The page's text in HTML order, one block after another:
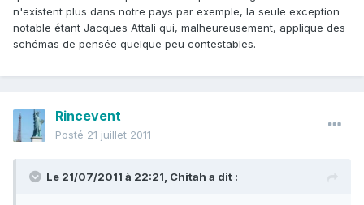
n'existent plus dans notre pays par exemple, la seule exception
notable étant Jacques Attali qui, malheureusement, applique des
schémas de pensée quelque peu contestables.
Rincevent
Posté 21 juillet 2011
Le 21/07/2011 à 22:21, Chitah a dit :